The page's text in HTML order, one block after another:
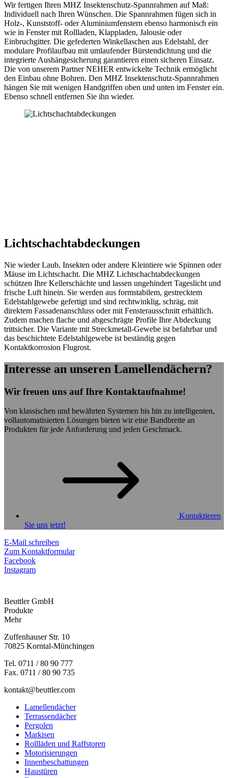
Wir fertigen Ihren MHZ Insektenschutz-Spannrahmen auf Maß:
Individuell nach Ihren Wünschen. Die Spannrahmen fügen sich in
Holz-, Kunststoff- oder Aluminiumfenstern ebenso harmonisch ein
wie in Fenster mit Rollladen, Klappladen, Jalousie oder
Einbruchgitter. Die gefederten Winkellaschen aus Edelstahl, der
modulare Profilaufbau mit umlaufender Bürstendichtung und die
integrierte Aushängesicherung garantieren einen sicheren Einsatz.
Die von unserem Partner NEHER entwickelte Technik ermöglicht
den Einbau ohne Bohren. Den MHZ Insektenschutz-Spannrahmen
hängen Sie mit wenigen Handgriffen oben und unten im Fenster ein.
Ebenso schnell entfernen Sie ihn wieder.
Lichtschachtabdeckungen
Nie wieder Laub, Insekten oder andere Kleintiere wie Spinnen oder
Mäuse im Lichtschacht. Die MHZ Lichtschachtabdeckungen
schützen Ihre Kellerschächte und lassen ungehindert Tageslicht und
frische Luft hinein. Sie werden aus formstabilem, gestrecktem
Edelstahlgewebe gefertigt und sind rechtwinklig, schräg, mit
direktem Fassadenanschluss oder mit Fensterausschnitt erhältlich.
Zudem machen flache und abgeschrägte Profile Ihre Abdeckung
trittsicher. Die Variante mit Streckmetall-Gewebe ist befahrbar und
das beschichtete Edelstahlgewebe ist beständig gegen
Kontaktkorrosion Flugrost.
Interesse an unseren Lamellendächern?
Wir freuen uns auf Ihre Kontaktaufnahme!
Von klassischen und bewährten Systemen bis hin zu intelligenten,
vollautomatisierten Lösungen bieten wir eine Bandbreite an
Produkten für jede Anforderung und jeden Geschmack.
Kontaktieren
Sie uns jetzt!
E-Mail schreiben
Zum Kontaktformular
Facebook
Instagram
Beuttler GmbH
Produkte
Mehr
Zuffenhauser Str. 10
70825 Korntal-Münchingen
Tel. 0711 / 80 90 777
Fax. 0711 / 80 90 735
kontakt@beuttler.com
Lamellendächer
Terrassendächer
Pergolen
Markisen
Rollläden und Raffstoren
Motorisierungen
Innenbeschattungen
Haustüren